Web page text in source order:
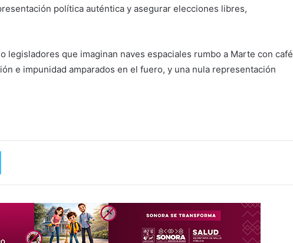
política auténtica y asegurar elecciones libres,
legisladores que imaginan naves espaciales rumbo a Marte con café
e impunidad amparados en el fuero, y una nula representación